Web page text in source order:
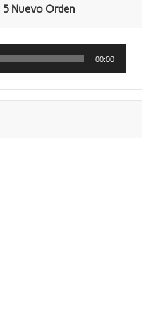
5 Nuevo Orden
00:00